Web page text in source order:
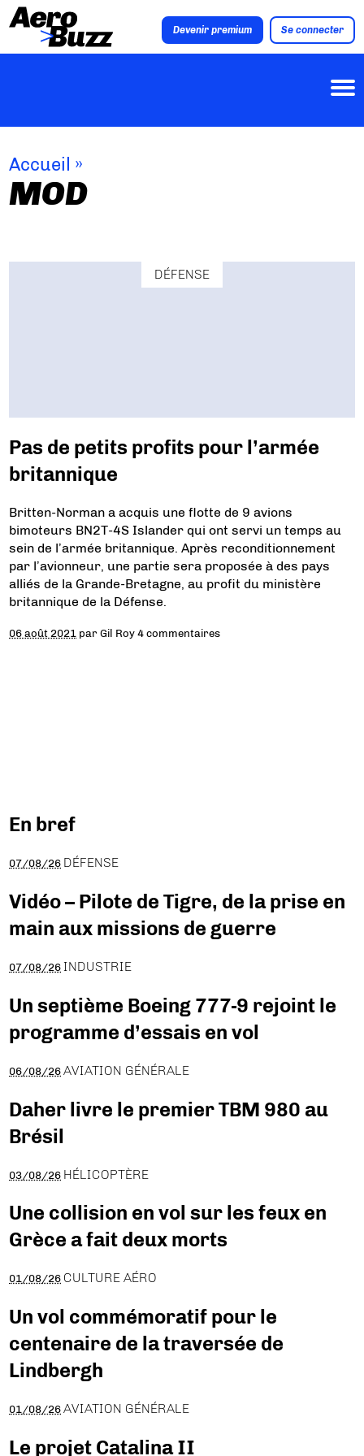
Devenir premium Se connecter
Accueil »
MOD
DÉFENSE
Pas de petits profits pour l’armée
britannique
Britten-Norman a acquis une flotte de 9 avions
bimoteurs BN2T-4S Islander qui ont servi un temps au
sein de l’armée britannique. Après reconditionnement
par l’avionneur, une partie sera proposée à des pays
alliés de la Grande-Bretagne, au profit du ministère
britannique de la Défense.
06 août 2021 parGil Roy 4 commentaires
En bref
07/08/26 DÉFENSE
Vidéo – Pilote de Tigre, de la prise en
main aux missions de guerre
07/08/26 INDUSTRIE
Un septième Boeing 777-9 rejoint le
programme d’essais en vol
06/08/26 AVIATION GÉNÉRALE
Daher livre le premier TBM 980 au
Brésil
03/08/26 HÉLICOPTÈRE
Une collision en vol sur les feux en
Grèce a fait deux morts
01/08/26 CULTURE AÉRO
Un vol commémoratif pour le
centenaire de la traversée de
Lindbergh
01/08/26 AVIATION GÉNÉRALE
Le projet Catalina II